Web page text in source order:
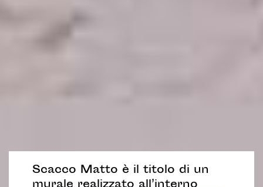
Scacco Matto è il titolo di un